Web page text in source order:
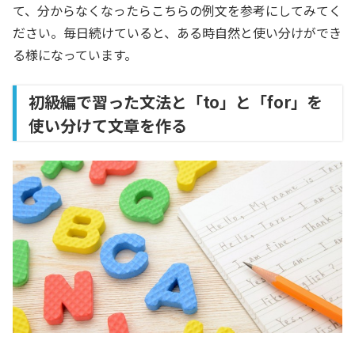
て、分からなくなったらこちらの例文を参考にしてみてく
ださい。毎日続けていると、ある時自然と使い分けができ
る様になっています。
初級編で習った文法と「to」と「for」を
使い分けて文章を作る